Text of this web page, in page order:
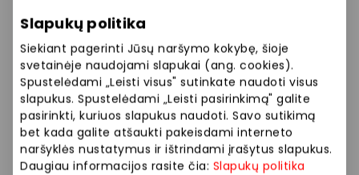
Slapukų politika
Siekiant pagerinti Jūsų naršymo kokybę, šioje
svetainėje naudojami slapukai (ang. cookies).
Spustelėdami „Leisti visus" sutinkate naudoti visus
slapukus. Spustelėdami „Leisti pasirinkimą" galite
pasirinkti, kuriuos slapukus naudoti. Savo sutikimą
bet kada galite atšaukti pakeisdami interneto
naršyklės nustatymus ir ištrindami įrašytus slapukus.
Daugiau informacijos rasite čia: Slapukų politika
korekcinių akinių receptas.
*Pasiūlymas galioja lojalumo programos dalyviams
nuo 18 metų, pasirinkus paslaugą REGĖJIMO TYRIMAS
MINI. Vertė – 40 €. Pasiūlymas negalioja
papildomoms paslaugoms, pvz., akispūdžio
matavimui ar biomikroskopijai.